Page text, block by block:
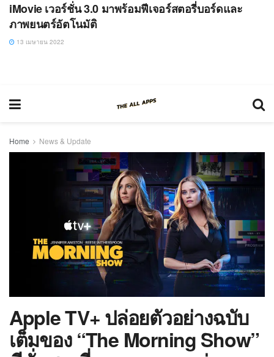
iMovie เวอร์ชั่น 3.0 มาพร้อมฟีเจอร์สตอรี่บอร์ดและ
ภาพยนตร์อัตโนมัติ
13 เมษายน 2022
Home News & Update
Apple TV+ ปล่อยตัวอย่างฉบับ
เต็มของ “The Morning Show”